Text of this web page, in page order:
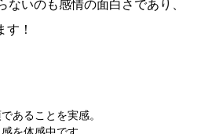
いのも感情の面白さであり、
！
あることを実感。